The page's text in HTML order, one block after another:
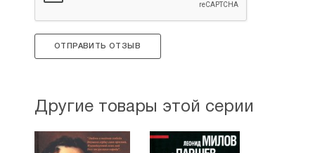
ОТПРАВИТЬ ОТЗЫВ
Другие товары этой серии